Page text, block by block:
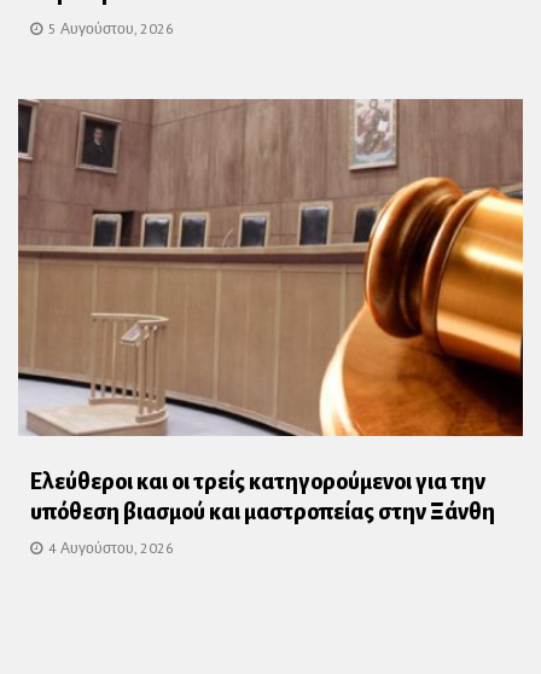
5 Αυγούστου, 2026
Ελεύθεροι και οι τρείς κατηγορούμενοι για την
υπόθεση βιασμού και μαστροπείας στην Ξάνθη
4 Αυγούστου, 2026